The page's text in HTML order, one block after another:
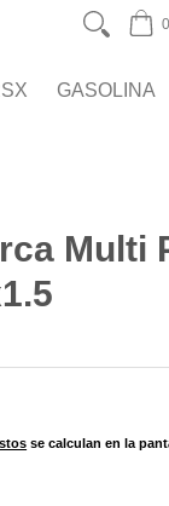
CATÁLOGOS
0
GASOLINA
Multi
se calculan en la